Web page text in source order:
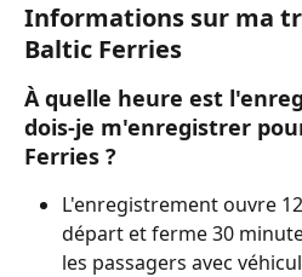
Informations sur ma
Baltic Ferries
À quelle heure est
dois-je m'enregistrer
Ferries ?
L'enregistrement ouvre
départ et ferme 30
les passagers avec